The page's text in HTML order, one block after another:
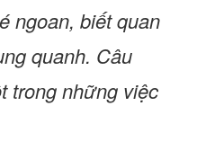
ngoan, biết quan
quanh. Câu
trong những việc